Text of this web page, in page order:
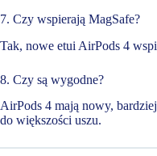
7. Czy wspierają MagSafe?
Tak, nowe etui AirPods 4
8. Czy są wygodne?
AirPods 4 mają nowy,
do większości uszu.